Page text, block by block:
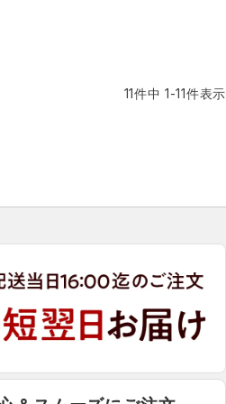
11件中 1-11件表示